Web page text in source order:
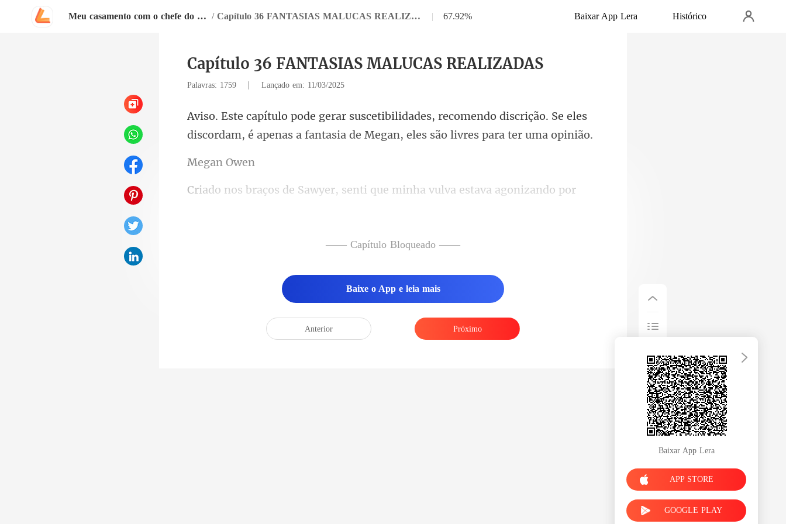
Meu casamento com o chefe do meu ex / Capítulo 36 FANTASIAS MALUCAS REALIZADAS | 67.92% Baixar App Lera Histórico
Capítulo 36 FANTASIAS MALUCAS REALIZADAS
Palavras: 1759 | Lançado em: 11/03/2025
comendo discrição. Se eles
discordam, é apenas a fan
an
gonizando por
—— Capítulo Bloqueado ——
Baixe o App e leia mais
Anterior Próximo
Baixar App Lera
APP STORE
GOOGLE PLAY